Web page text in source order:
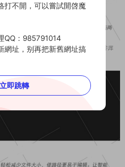
打不開，可以嘗試開啓魔
QQ：985791014
網址，别再把新舊網址搞
立即跳轉